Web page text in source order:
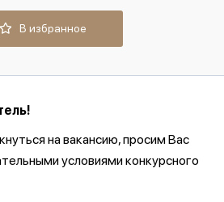
В избранное
на вакансию, просим Вас
условиями конкурсного